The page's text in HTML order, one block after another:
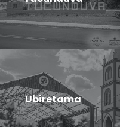
Ubiretama